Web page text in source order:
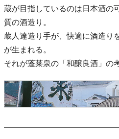
蔵が目指しているのは日本酒の
質の酒造り。
蔵人達造り手が、快適に酒造り
が生まれる。
それが蓬莱泉の「和醸良酒」の